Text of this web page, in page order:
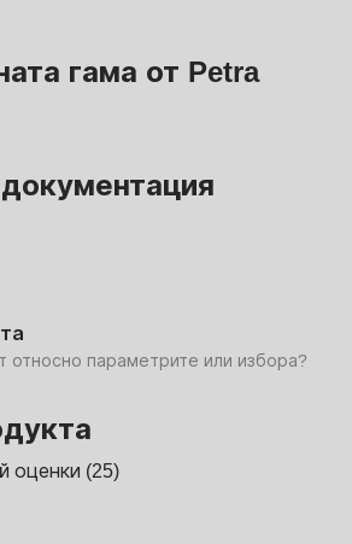
гама от Petra
относно параметрите или избора?
оценки (25)